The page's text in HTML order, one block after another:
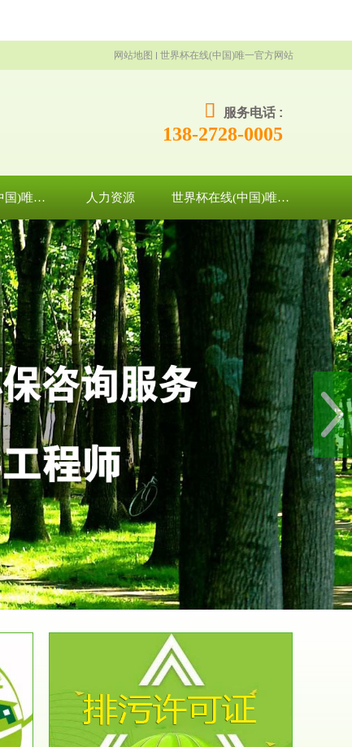
网站地图 世界杯在线(中国)唯一官方网站
服务电话 :
138-2728-0005
世界杯在线(中国)唯一官方网站 人力资源 世界杯在线(中国)唯一官方网站